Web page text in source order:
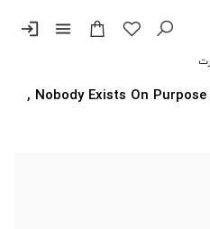
menu
login
Nobody Exists On Purpose , Nobody Belongs Anywhere ,